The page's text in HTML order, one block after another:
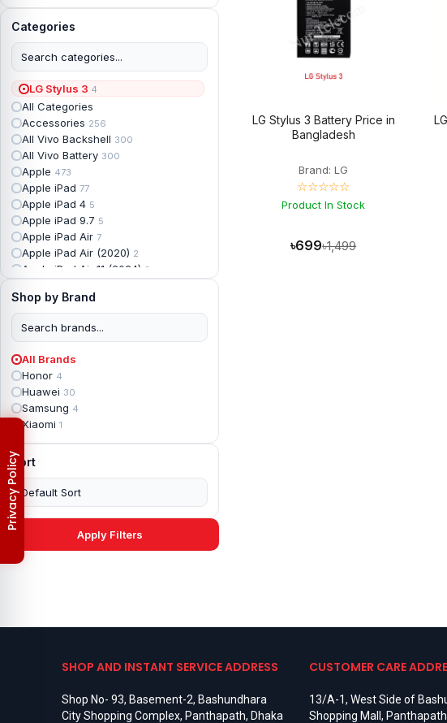
Categories
LG Stylus 3 4
All Categories
Accessories 256
All Vivo Backshell 300
All Vivo Battery 300
Apple 473
Apple iPad 77
Apple iPad 4 5
Apple iPad 9.7 5
Apple iPad Air 7
Apple iPad Air (2020) 2
Apple iPad Air 11 (2024) 2
Apple iPad Backshell
Apple iPad Battery
Apple iPad Display
Apple iPad mini 2
Apple iPad Mini 3
Apple iPad mini 4
Apple iPad Pro 10.5
Apple iPad Pro 11
Apple iPad Pro 12.96
Apple iPad Pro 12.9 2nd Gen
Apple iPad Pro 9.7 (2016)6
Apple iPad Pro 9.7 (2018)
4
Asus ROG Phone 2
Asus ROG Phone 3
Asus ROG Phone 5s Pro3
Asus Rog Phone 7
Asus ROG Phone 8 3
Shop by Brand
All Brands
Honor 4
Huawei 30
Samsung 4
Xiaomi 1
Sort
Apply Filters
LG Stylus 3 Battery Price in
Bangladesh
Brand: LG
☆☆☆☆☆
Product In Stock
৳699৳1,499
SHOP AND INSTANT SERVICE ADDRESS
Shop No- 93, Basement-2, Bashundhara
City Shopping Complex, Panthapath, Dhaka
CUSTOMER CARE
13/A-1, West Side of
Shopping Mall,
Privacy Policy